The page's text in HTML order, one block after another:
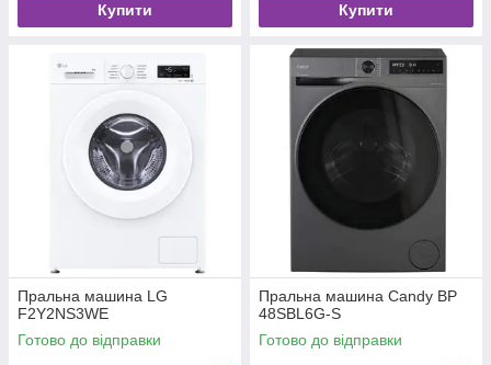
Купити Купити
Пральна машина LG
F2Y2NS3WE
Готово до відправки
Пральна машина Candy BP
48SBL6G-S
Готово до відправки